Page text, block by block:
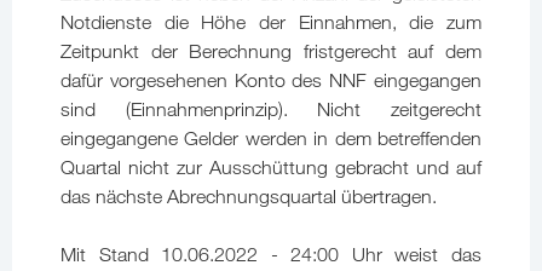
Notdienste die Höhe der Einnahmen, die zum
Zeitpunkt der Berechnung fristgerecht auf dem
dafür vorgesehenen Konto des NNF eingegangen
sind (Einnahmenprinzip). Nicht zeitgerecht
eingegangene Gelder werden in dem betreffenden
Quartal nicht zur Ausschüttung gebracht und auf
das nächste Abrechnungsquartal übertragen.
Mit Stand 10.06.2022 - 24:00 Uhr weist das